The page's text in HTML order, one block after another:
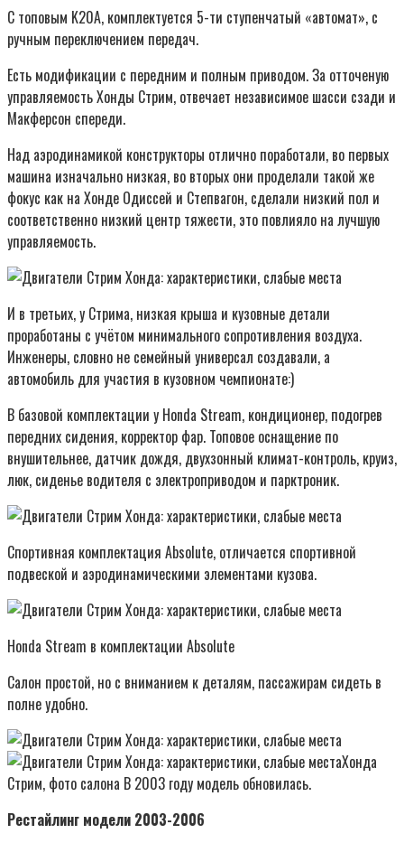
С топовым K20A, комплектуется 5-ти ступенчатый «автомат», с
ручным переключением передач.
Есть модификации с передним и полным приводом. За отточеную
управляемость Хонды Стрим, отвечает независимое шасси сзади и
Макферсон спереди.
Над аэродинамикой конструкторы отлично поработали, во первых
машина изначально низкая, во вторых они проделали такой же
фокус как на Хонде Одиссей и Степвагон, сделали низкий пол и
соответственно низкий центр тяжести, это повлияло на лучшую
управляемость.
И в третьих, у Стрима, низкая крыша и кузовные детали
проработаны с учётом минимального сопротивления воздуха.
Инженеры, словно не семейный универсал создавали, а
автомобиль для участия в кузовном чемпионате:)
В базовой комплектации у Honda Stream, кондиционер, подогрев
передних сидения, корректор фар. Топовое оснащение по
внушительнее, датчик дождя, двухзонный климат-контроль, круиз,
люк, сиденье водителя с электроприводом и парктроник.
Спортивная комплектация Absolute, отличается спортивной
подвеской и аэродинамическими элементами кузова.
Honda Stream в комплектации Absolute
Салон простой, но с вниманием к деталям, пассажирам сидеть в
полне удобно.
Хонда
Стрим, фото салона В 2003 году модель обновилась.
Рестайлинг модели 2003-2006